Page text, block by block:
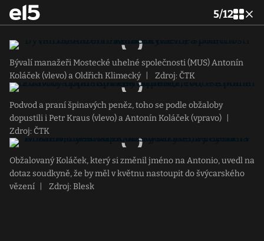
5/12
Bývalí manažeři Mostecké uhelné společnosti (MUS) Antonín
Koláček (vlevo) a Oldřich Klimecký
Zdroj: ČTK
Podvod a praní špinavých peněz, toho se podle obžaloby
dopustili i Petr Kraus (vlevo) a Antonín Koláček (vpravo)
Zdroj: ČTK
Obžalovaný Koláček, který si změnil jméno na Antonio, uvedl na
dotaz soudkyně, že by měl v květnu nastoupit do švýcarského
vězení
Zdroj: Blesk